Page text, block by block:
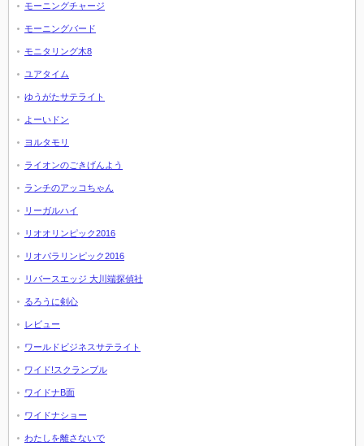
モーニングチャージ
モーニングバード
モニタリング木8
ユアタイム
ゆうがたサテライト
よーいドン
ヨルタモリ
ライオンのごきげんよう
ランチのアッコちゃん
リーガルハイ
リオオリンピック2016
リオパラリンピック2016
リバースエッジ 大川端探偵社
るろうに剣心
レビュー
ワールドビジネスサテライト
ワイド!スクランブル
ワイドナB面
ワイドナショー
わたしを離さないで